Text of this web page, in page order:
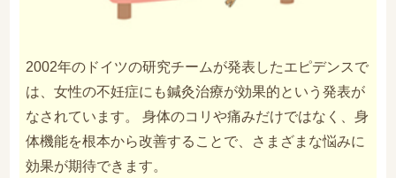
2002年のドイツの研究チームが発表したエピデンスで
は、女性の不妊症にも鍼灸治療が効果的という発表が
なされています。 身体のコリや痛みだけではなく、身
体機能を根本から改善することで、さまざまな悩みに
効果が期待できます。